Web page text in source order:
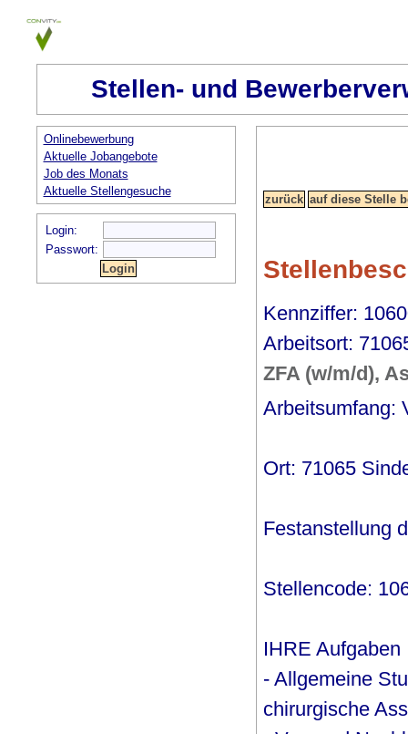
Stellen- und
Onlinebewerbung
Aktuelle Jobangebote
Job des Monats
Aktuelle Stellengesuche
Login:
Passwort:
Kennziffer:
Arbeitsort:
ZFA (w/m/d),
Arbeitsumfang:
Ort: 71065
Festanstellung
Stellencode:
IHRE Aufgaben
- Allgemeine
chirurgische